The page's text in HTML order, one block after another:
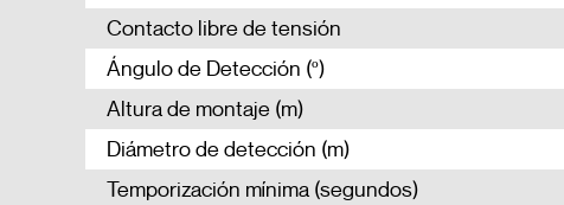
Contacto libre de tensión
Ángulo de Detección (º)
Altura de montaje (m)
Diámetro de detección (m)
Temporización mínima (segundos)